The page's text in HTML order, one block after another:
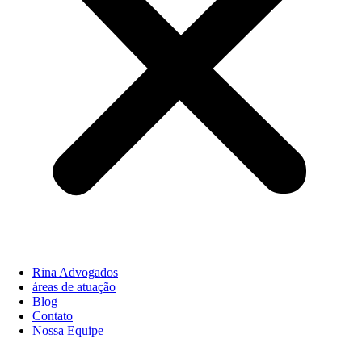
Rina Advogados
áreas de atuação
Blog
Contato
Nossa Equipe